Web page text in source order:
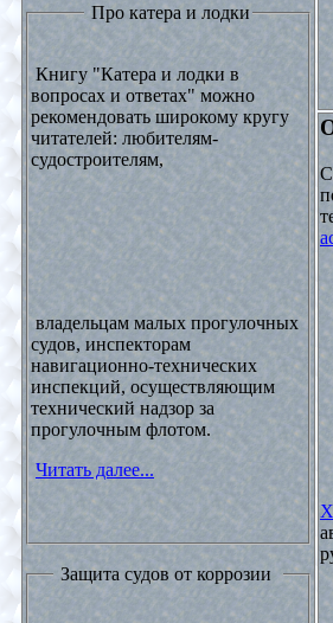
Про катера и лодки
Книгу "Катера и лодки в
вопросах и ответах" можно
рекомендовать широкому кругу
читателей: любителям-
судостроителям,
владельцам малых прогулочных
судов, инспекторам
навигационно-технических
инспекций, осуществляющим
технический надзор за
прогулочным флотом.
Читать далее...
Защита судов от коррозии